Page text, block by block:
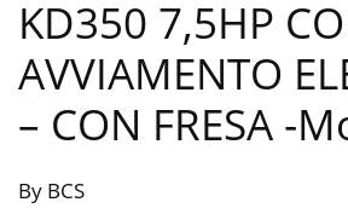
KD350 7,5HP
AVVIAMENTO
– CON FRESA -
By BCS